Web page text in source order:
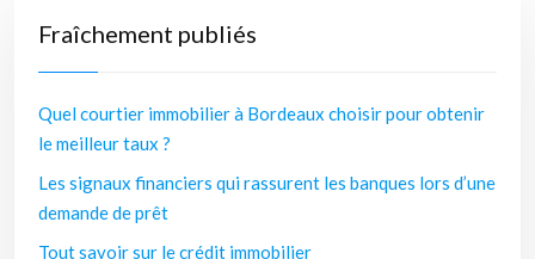
Fraîchement publiés
Quel courtier immobilier à Bordeaux choisir pour obtenir
le meilleur taux ?
Les signaux financiers qui rassurent les banques lors d’une
demande de prêt
Tout savoir sur le crédit immobilier